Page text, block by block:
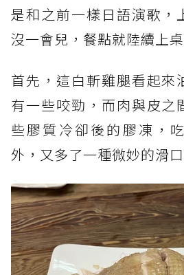
是和之前一樣日語演歌，
沒一會兒，餐點就陸續上桌
首先，這白斬雞腿看起來
有一些咬勁，而肉與皮之
些膠質冷卻後的膠凍，
外，又多了一種微妙的滑